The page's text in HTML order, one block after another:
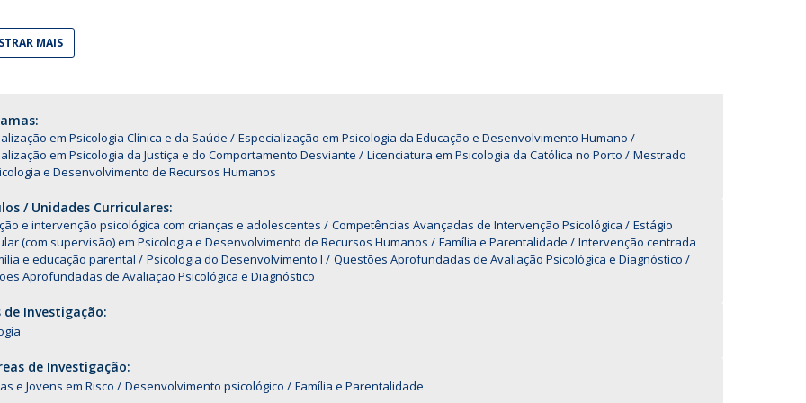
Associação de Antigos Alunos de Psicologia
MAIS
em Psicologia Clínica e da Saúde
Especialização em Psicologia da Educação e Desenvolvimento Humano
em Psicologia da Justiça e do Comportamento Desviante
Licenciatura em Psicologia da Católica no Porto
Mestrado
e Desenvolvimento de Recursos Humanos
/ Unidades Curriculares:
e intervenção psicológica com crianças e adolescentes Competências Avançadas de Intervenção Psicológica
Estágio
(com supervisão) em Psicologia e Desenvolvimento de Recursos Humanos
Família e Parentalidade
Intervenção centrada
e educação parental
Psicologia do Desenvolvimento I
Questões Aprofundadas de Avaliação Psicológica e Diagnóstico
Aprofundadas de Avaliação Psicológica e Diagnóstico
de Investigação:
de Investigação:
e Jovens em Risco Desenvolvimento psicológico Família e Parentalidade